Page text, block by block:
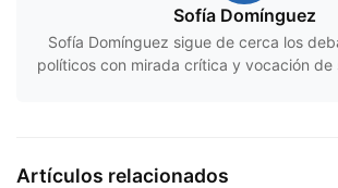
Sofía Domínguez
Sofía Domínguez sigue de cerca los
políticos con mirada crítica y vocación de
Artículos relacionados